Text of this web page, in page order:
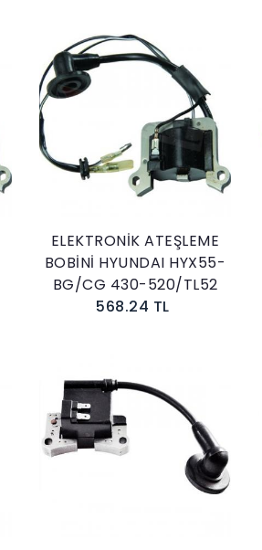
Sepete Ekle
ELEKTRONİK ATEŞLEME
BOBİNİ HYUNDAI HYX55-
BG/CG 430-520/TL52
568.24 TL